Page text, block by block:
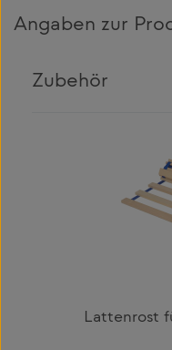
Angaben zur
Zubehör
Lattenrost